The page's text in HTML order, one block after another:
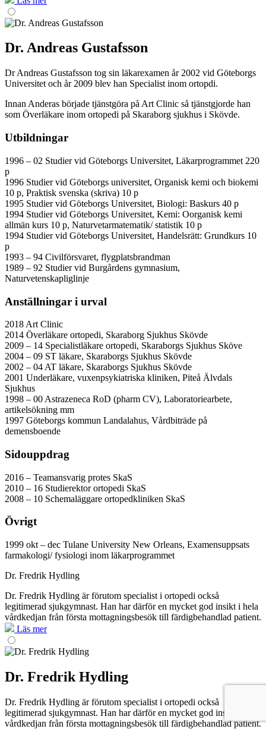
Dr. Andreas Gustafsson
Dr Andreas Gustafsson tog sin läkarexamen år 2002 vid Göteborgs
Universitet och år 2009 blev han Specialist inom ortopdi.
Innan Anderas började tjänstgöra på Art Clinic så tjänstgjorde han
som Överläkare inom ortopedi på Skaraborg sjukhus i Skövde.
Utbildningar
1996 – 02 Studier vid Göteborgs Universitet, Läkarprogrammet 220
p
1996 Studier vid Göteborgs universitet, Organisk kemi och biokemi
10 p, Praktisk svenska (skriva) 10 p
1995 Studier vid Göteborgs Universitet, Biologi: Baskurs 40 p
1994 Studier vid Göteborgs Universitet, Kemi: Oorganisk kemi
allmän kurs 10 p, Naturvetarmatematik/ statistik 10 p
1994 Studier vid Göteborgs Universitet, Handelsrätt: Grundkurs 10
p
1993 – 94 Civilförsvaret, flygplatsbrandman
1989 – 92 Studier vid Burgårdens gymnasium,
Naturvetenskapliglinje
Anställningar i urval
2018 Art Clinic
2014 Överläkare ortopedi, Skaraborg Sjukhus Skövde
2009 – 14 Specialistläkare ortopedi, Skaraborgs Sjukhus Sköve
2004 – 09 ST läkare, Skaraborgs Sjukhus Skövde
2002 – 04 AT läkare, Skaraborgs Sjukhus Skövde
2001 Underläkare, vuxenpsykiatriska kliniken, Piteå Älvdals
Sjukhus
1998 – 00 Astrazeneca RoD (pharm CV), Laboratoriearbete,
artikelsökning mm
1997 Göteborgs kommun Landalahus, Vårdbiträde på
demensboende
Sidouppdrag
2016 – Teamansvarig protes SkaS
2010 – 16 Studierektor ortopedi SkaS
2008 – 10 Schemaläggare ortopedkliniken SkaS
Övrigt
1999 okt – dec Tulane University New Orleans, Examensuppsats
farmakologi/ fysiologi inom läkarprogrammet
Dr. Fredrik Hydling
Dr. Fredrik Hydling är förutom specialist i ortopedi också
legitimerad sjukgymnast. Han har därför en mycket god insikt i hela
vårdkedjan från första mottagningsbesök till färdigbehandlad patient.
Läs mer
Dr. Fredrik Hydling
Dr. Fredrik Hydling är förutom specialist i ortopedi också
legitimerad sjukgymnast. Han har därför en mycket god insikt i hela
vårdkedjan från första mottagningsbesök till färdigbehandlad patient.